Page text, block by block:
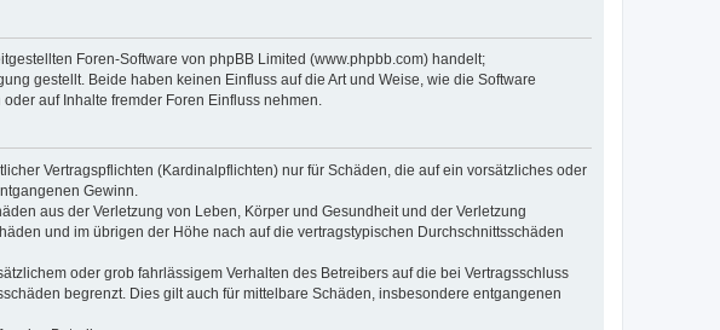
Foren-Software von phpBB Limited (www.phpbb.com) handelt;
gestellt. Beide haben keinen Einfluss auf die Art und Weise, wie die Software
auf Inhalte fremder Foren Einfluss nehmen.
Vertragspflichten (Kardinalpflichten) nur für Schäden, die auf ein vorsätzliches oder
Gewinn.
aus der Verletzung von Leben, Körper und Gesundheit und der Verletzung
und im übrigen der Höhe nach auf die vertragstypischen Durchschnittsschäden
oder grob fahrlässigem Verhalten des Betreibers auf die bei Vertragsschluss
begrenzt. Dies gilt auch für mittelbare Schäden, insbesondere entgangenen